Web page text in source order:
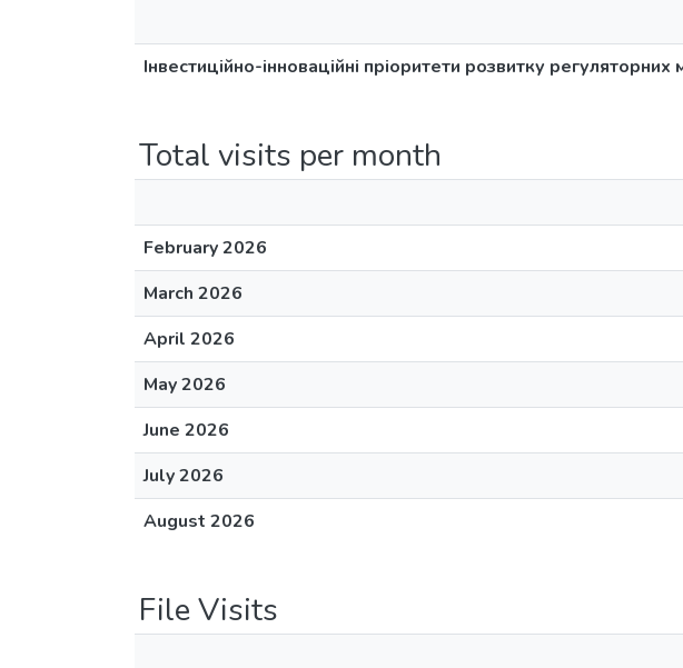
Інвестиційно-інноваційні пріоритети розвитку
Total visits per month
February 2026
March 2026
April 2026
May 2026
June 2026
July 2026
August 2026
File Visits